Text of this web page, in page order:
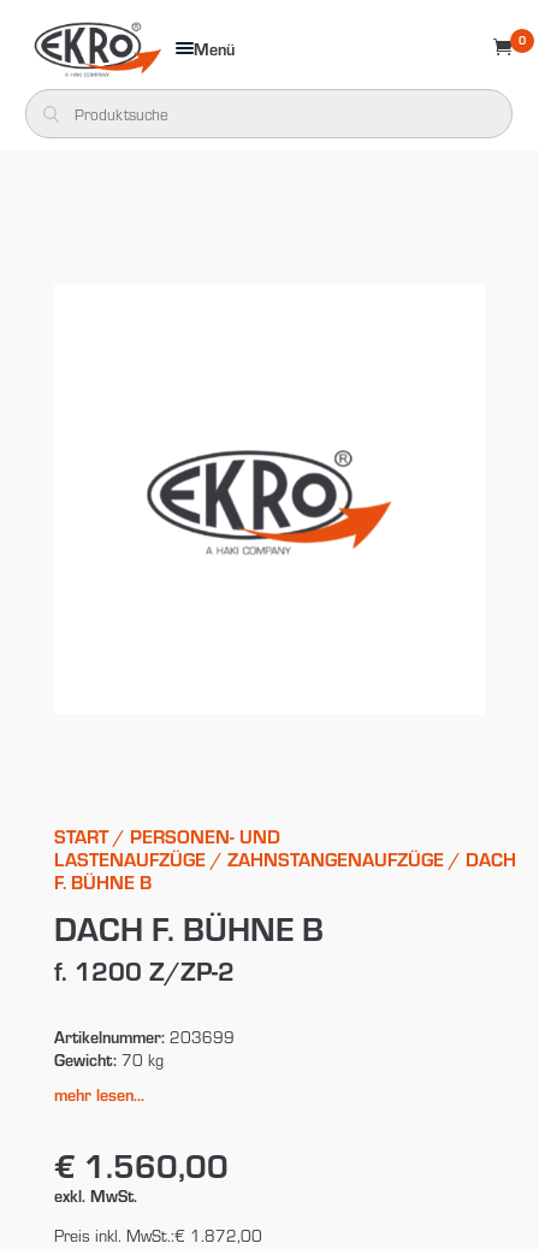
Menü  0
START/ PERSONEN- UND
LASTENAUFZÜGE/ ZAHNSTANGENAUFZÜGE/ DACH
F. BÜHNE B
DACH F. BÜHNE B
f. 1200 Z/ZP-2
Artikelnummer:203699
Gewicht:70 kg
mehr lesen...
€ 1.560,00
exkl. MwSt.
Preis inkl. MwSt.:€ 1.872,00